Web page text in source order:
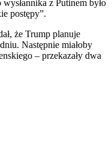
z Putinem było
postępy”.
że Trump planuje
Następnie miałoby
– przekazały dwa